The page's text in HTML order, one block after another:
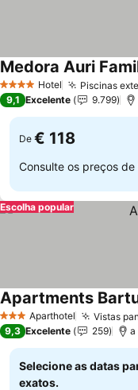
4 EstrelasHotel Piscinas
Medora Auri
9,1 Excelente 9.799
De € 118
Consulte os preços de
Escolha popular
3 EstrelasAparthotel Vistas
Apartments
9,3 Excelente 259 a
Selecione as datas
exatos.